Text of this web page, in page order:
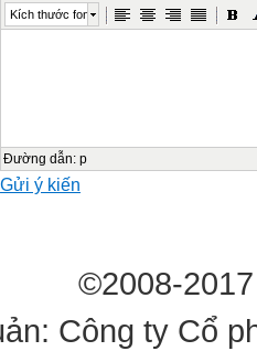
Kích thước font
Đường dẫn: p
Gửi ý kiến
©2008-
Công ty Cổ